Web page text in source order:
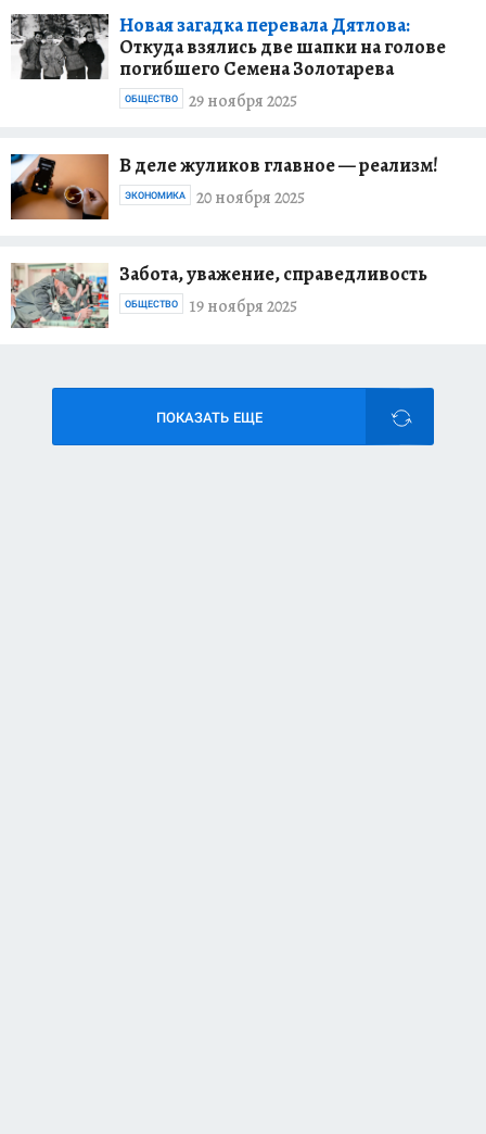
Новая загадка перевала Дятлова:
Откуда взялись две шапки на голове
погибшего Семена Золотарева
29 ноября 2025
ОБЩЕСТВО
В деле жуликов главное — реализм!
20 ноября 2025
ЭКОНОМИКА
Забота, уважение, справедливость
19 ноября 2025
ОБЩЕСТВО
ПОКАЗАТЬ ЕЩЕ